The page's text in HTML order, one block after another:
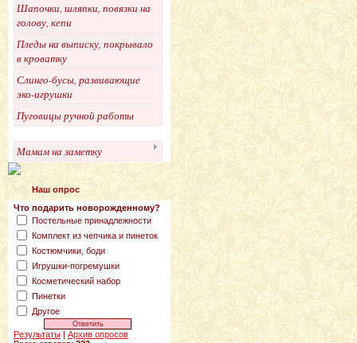
Шапочки, шляпки, повязки на
голову, кепи
Пледы на выписку, покрывало
в кроватку
Слинго-бусы, развивающие
эко-игрушки
Пуговицы ручной работы
Мамам на заметку
Наш опрос
Что подарить новорожденному?
Постельные принадлежности
Комплект из чепчика и пинеток
Костюмчики, боди
Игрушки-погремушки
Косметический набор
Пинетки
Другое
Результаты| Архив опросов